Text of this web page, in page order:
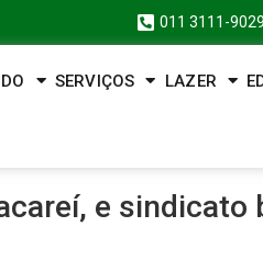
011 3111-9029
SERVIÇOS LAZER
e